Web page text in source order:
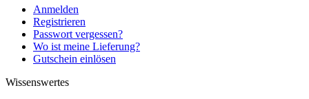
Anmelden
Registrieren
Passwort vergessen?
Wo ist meine Lieferung?
Gutschein einlösen
Wissenswertes